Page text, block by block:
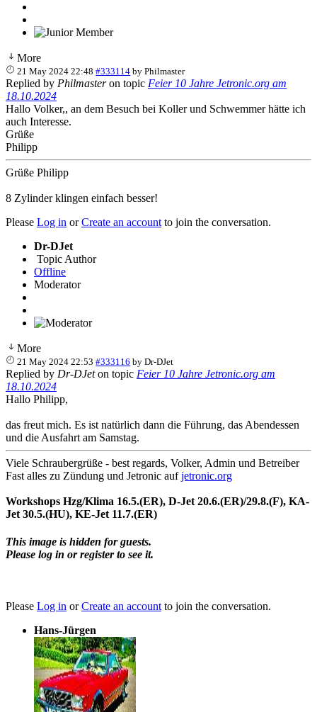
More
21 May 2024 22:48 #333114 byPhilmaster
Replied by Philmasteron topic Feier 10 Jahre Jetronic.org am
18.10.2024
Hallo Volker,, an dem Besuch bei Koller und Schwemmer hätte ich
auch Interesse.
Grüße
Philipp
Grüße Philipp
8 Zylinder klingen einfach besser!
Please Log in orCreate an account to join the conversation.
Dr-DJet
Topic Author
Offline
Moderator
More
21 May 2024 22:53 #333116 byDr-DJet
Replied by Dr-DJeton topic Feier 10 Jahre Jetronic.org am
18.10.2024
Hallo Philipp,
das freut mich. Es ist natürlich dann die Führung, das Abendessen
und die Ausfahrt am Samstag.
Viele Schraubergrüße - best regards, Volker, Admin und Betreiber
Fast alles zu Zündung und Jetronic aufjetronic.org
Workshops Hzg/Klima 16.5.(ER), D-Jet 20.6.(ER)/29.8.(F), KA-
Jet 30.5.(HU), KE-Jet 11.7.(ER)
This image is hidden for guests.
Please log in or register to see it.
Please Log in orCreate an account to join the conversation.
Hans-Jürgen